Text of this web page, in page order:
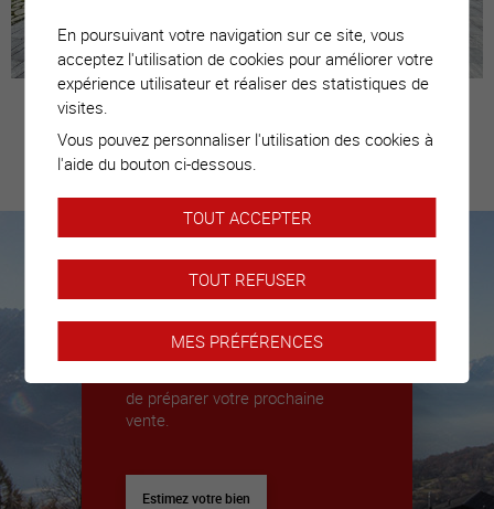
Estimez votre
bien
Nous sommes là pour vous
Nous déléguerons un expert pour
de préparer votre prochaine
vente.
Estimez votre bien
En poursuivant votre navigation sur ce site, vous
acceptez l'utilisation de cookies pour améliorer votre
expérience utilisateur et réaliser des statistiques de
visites.
Vous pouvez personnaliser l'utilisation des cookies à
l'aide du bouton ci-dessous.
TOUT ACCEPTER
TOUT REFUSER
MES PRÉFÉRENCES